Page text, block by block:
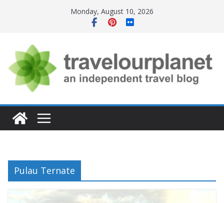
Monday, August 10, 2026
Pulau Ternate